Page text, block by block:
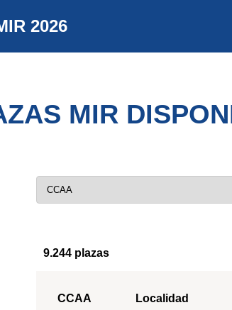
2026
MIR
9.244 plazas
CCAA Localidad